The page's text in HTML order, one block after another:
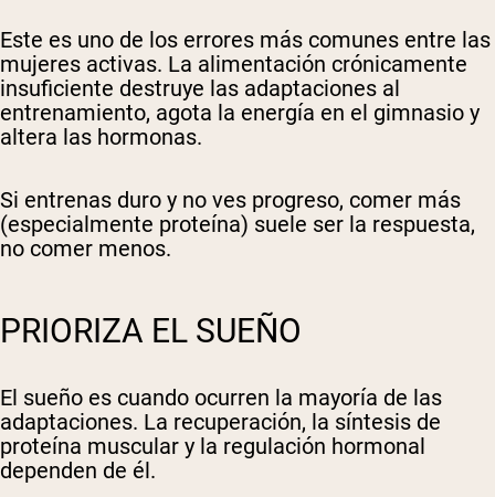
Este es uno de los errores más comunes entre las
mujeres activas. La alimentación crónicamente
insuficiente destruye las adaptaciones al
entrenamiento, agota la energía en el gimnasio y
altera las hormonas.
Si entrenas duro y no ves progreso, comer más
(especialmente proteína) suele ser la respuesta,
no comer menos.
PRIORIZA EL SUEÑO
El sueño es cuando ocurren la mayoría de las
adaptaciones. La recuperación, la síntesis de
proteína muscular y la regulación hormonal
dependen de él.